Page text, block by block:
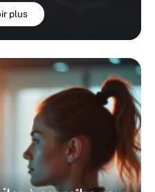
plus